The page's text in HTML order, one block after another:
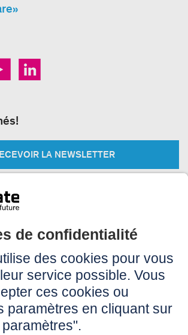
LA NEWSLETTER
données